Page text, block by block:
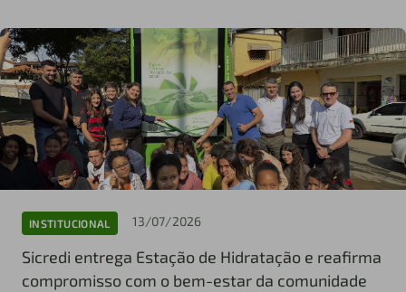
INSTITUCIONAL 13/07/2026
Sicredi entrega Estação de Hidratação e reafirma
compromisso com o bem-estar da comunidade